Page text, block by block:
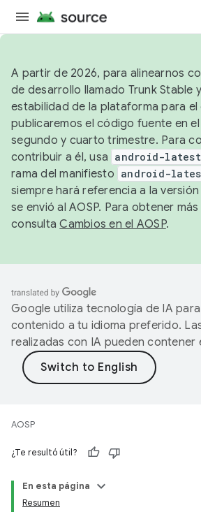
A partir de 2026, para alinearnos
de desarrollo llamado Trunk Stable
estabilidad de la plataforma para el
publicaremos el código fuente en el
segundo y cuarto trimestre. Para
contribuir a él, usa android-
rama del manifiesto android-
siempre hará referencia a la
se envió al AOSP. Para obtener
consultaCambios en el AOSP.
Google utiliza tecnología de IA
contenido a tu idioma preferido.
realizadas con IA pueden contener
AOSP
¿Te resultó útil?
En esta página
Resumen